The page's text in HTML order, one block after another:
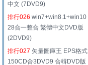
中文 (7DVD9)
排行026 win7+win8.1+win10
28合一整合 繁體中文DVD版
(2DVD9)
排行027 矢量圖庫王 EPS格式
150CD合3DVD9 合輯DVD版